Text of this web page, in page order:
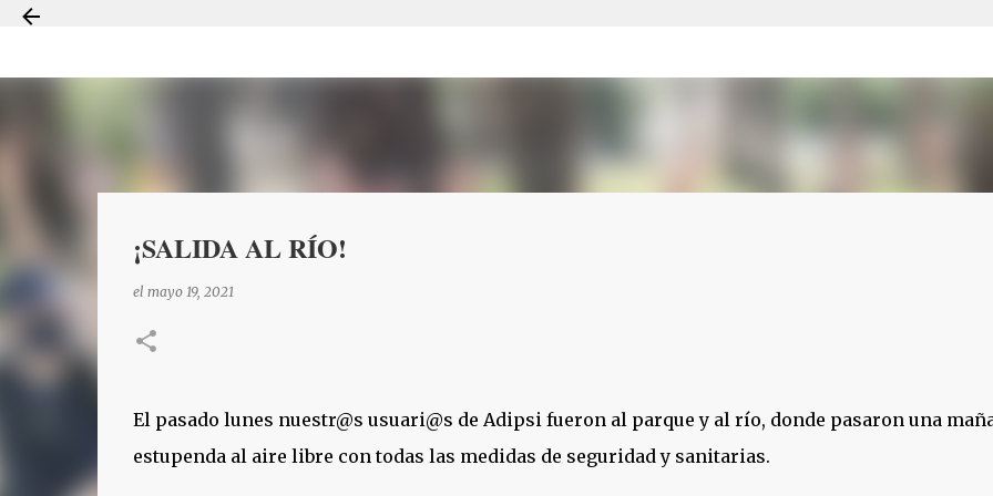
¡SALIDA AL RÍO!
el mayo 19, 2021
El pasado lunes nuestr@s usuari@s de Adipsi fueron al parque y al río, donde pasaron una
estupenda al aire libre con todas las medidas de seguridad y sanitarias.